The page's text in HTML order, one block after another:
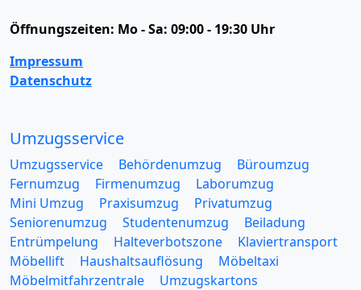
Öffnungszeiten: Mo - Sa: 09:00 - 19:30 Uhr
Impressum
Datenschutz
Umzugsservice
Umzugsservice Behördenumzug
Büroumzug
Fernumzug
Firmenumzug
Laborumzug
Mini Umzug
Praxisumzug
Privatumzug
Seniorenumzug
Studentenumzug
Beiladung
Entrümpelung
Halteverbotszone
Klaviertransport
Möbellift
Haushaltsauflösung
Möbeltaxi
Möbelmitfahrzentrale
Umzugskartons